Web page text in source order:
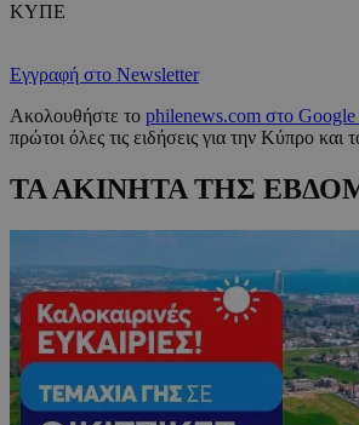
ΚΥΠΕ
Εγγραφή στο Newsletter
Ακολουθήστε το philenews.com στο
πρώτοι όλες τις ειδήσεις για την Κύπρο και
ΤΑ ΑΚΙΝΗΤΑ ΤΗΣ